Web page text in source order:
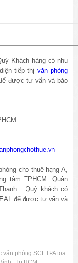
Khách hàng có nhu
tiếp thị văn phòng
được tư vấn và báo
cho thuê hạng A,
tâm TPHCM. Quận
Quý khách có
để được tư vấn và
văn phòng SCETPA tọa